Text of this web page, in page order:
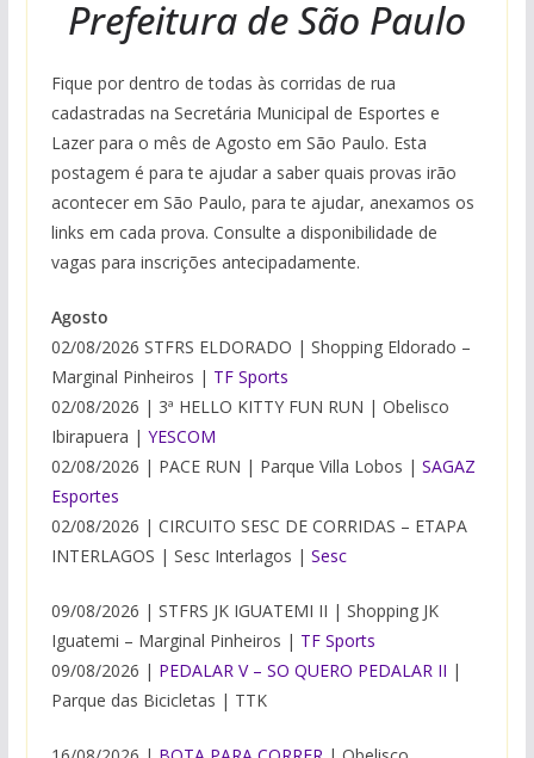
Prefeitura de São Paulo
Fique por dentro de todas às corridas de rua
cadastradas na Secretária Municipal de Esportes e
Lazer para o mês de Agosto em São Paulo. Esta
postagem é para te ajudar a saber quais provas irão
acontecer em São Paulo, para te ajudar, anexamos os
links em cada prova. Consulte a disponibilidade de
vagas para inscrições antecipadamente.
Agosto
02/08/2026 STFRS ELDORADO | Shopping Eldorado –
Marginal Pinheiros | TF Sports
02/08/2026 | 3ª HELLO KITTY FUN RUN | Obelisco
Ibirapuera | YESCOM
02/08/2026 | PACE RUN | Parque Villa Lobos | SAGAZ
Esportes
02/08/2026 | CIRCUITO SESC DE CORRIDAS – ETAPA
INTERLAGOS | Sesc Interlagos | Sesc
09/08/2026 | STFRS JK IGUATEMI II | Shopping JK
Iguatemi – Marginal Pinheiros | TF Sports
09/08/2026 | PEDALAR V – SO QUERO PEDALAR II |
Parque das Bicicletas | TTK